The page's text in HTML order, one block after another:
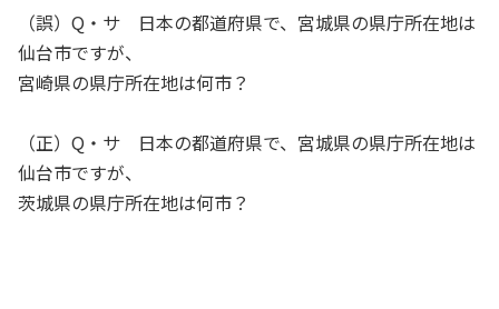
熱意のこもった、かつ親しみやすい筆致で、クイズの現在
地をロジカルに体系化し、未来への発展をいざなう。クイ
ズプレーヤーはもちろん、クイズ愛好者にはぜひとも手に
一冊になるだろう。
★史上初（1） 膨大な資料を基にクイズ史をひも解く
（誤）Q・サ 日本の都道府県で、宮城県の県庁所在地は
仙台市ですが、
宮崎県の県庁所在地は何市？
（正）Q・サ 日本の都道府県で、宮城県の県庁所在地は
仙台市ですが、
茨城県の県庁所在地は何市？